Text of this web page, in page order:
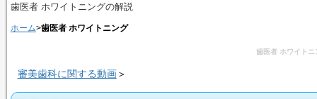
歯医者 ホワイトニングの解説
ホーム>歯医者 ホワイトニング
歯医者 ホワイトニ
審美歯科に関する動画＞